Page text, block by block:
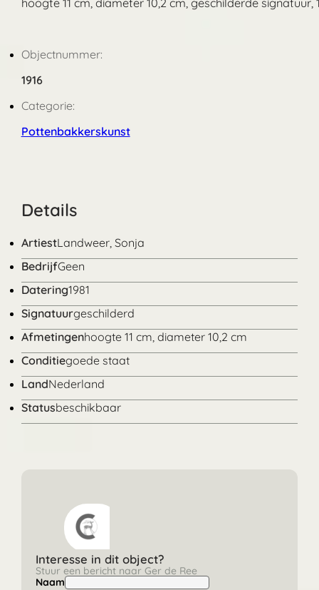
Objectnummer:
1916
Categorie:
Pottenbakkerskunst
Details
ArtiestLandweer, Sonja
BedrijfGeen
Datering1981
Signatuurgeschilderd
Afmetingenhoogte 11 cm, diameter 10,2 cm
Conditiegoede staat
LandNederland
Statusbeschikbaar
Interesse in dit object?
Stuur een bericht naar Ger de Ree
Naam